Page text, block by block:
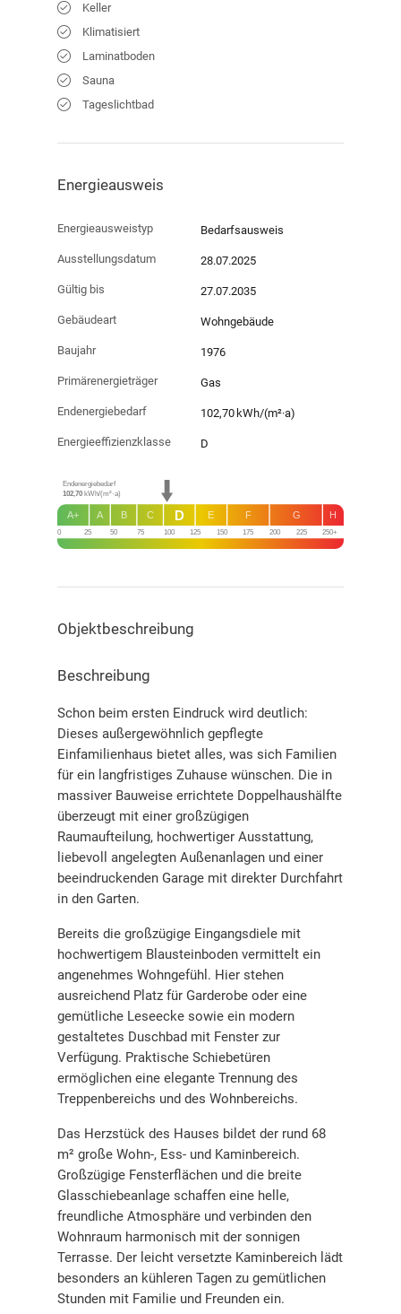
Keller
Klimatisiert
Laminatboden
Sauna
Tageslichtbad
Energieausweis
Energieausweistyp Bedarfs­ausweis
Ausstellungsdatum 28.07.2025
Gültig bis 27.07.2035
Gebäudeart Wohngebäude
Baujahr 1976
Primärenergieträger Gas
Endenergie­bedarf 102,70 kWh/(m²·a)
Energie­effizienz­klasse D
0 25 50 75 100 125 150 175 200 225 250+
H
G
F
E
C
B
A
A+ D
Endenergiebedarf
102,70kWh/(m²·a)
Objekt­beschreibung
Beschreibung
Schon beim ersten Eindruck wird deutlich:
Dieses außergewöhnlich gepflegte
Einfamilienhaus bietet alles, was sich Familien
für ein langfristiges Zuhause wünschen. Die in
massiver Bauweise errichtete Doppelhaushälfte
überzeugt mit einer großzügigen
Raumaufteilung, hochwertiger Ausstattung,
liebevoll angelegten Außenanlagen und einer
beeindruckenden Garage mit direkter Durchfahrt
in den Garten.
Bereits die großzügige Eingangsdiele mit
hochwertigem Blausteinboden vermittelt ein
angenehmes Wohngefühl. Hier stehen
ausreichend Platz für Garderobe oder eine
gemütliche Leseecke sowie ein modern
gestaltetes Duschbad mit Fenster zur
Verfügung. Praktische Schiebetüren
ermöglichen eine elegante Trennung des
Treppenbereichs und des Wohnbereichs.
Das Herzstück des Hauses bildet der rund 68
m² große Wohn-, Ess- und Kaminbereich.
Großzügige Fensterflächen und die breite
Glasschiebeanlage schaffen eine helle,
freundliche Atmosphäre und verbinden den
Wohnraum harmonisch mit der sonnigen
Terrasse. Der leicht versetzte Kaminbereich lädt
besonders an kühleren Tagen zu gemütlichen
Stunden mit Familie und Freunden ein.